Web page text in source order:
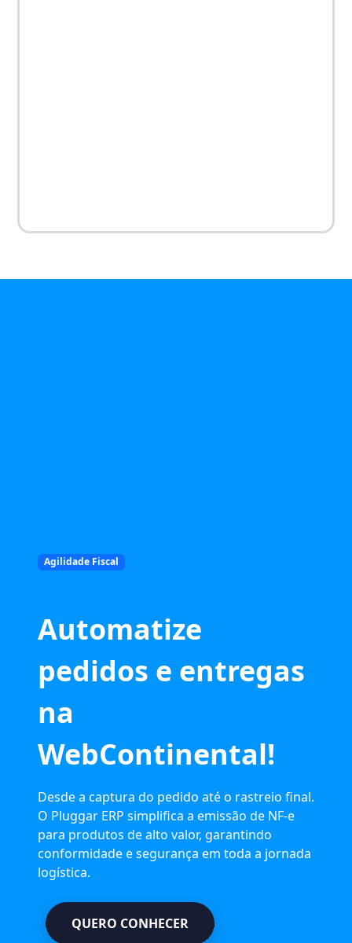
Agilidade Fiscal
Automatize
pedidos e entregas
na
WebContinental!
Desde a captura do pedido até o rastreio final.
O Pluggar ERP simplifica a emissão de NF-e
para produtos de alto valor, garantindo
conformidade e segurança em toda a jornada
logística.
QUERO CONHECER
QUERO CONHECER